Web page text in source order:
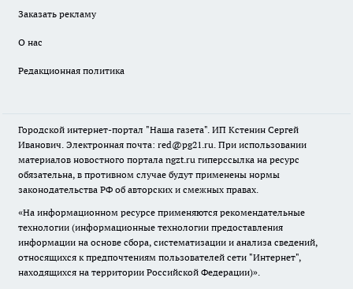
Заказать рекламу
О нас
Редакционная политика
Городской интернет-портал "Наша газета". ИП Кстенин Сергей
Иванович. Электронная почта: red@pg21.ru. При использовании
материалов новостного портала ngzt.ru гиперссылка на ресурс
обязательна, в противном случае будут применены нормы
законодательства РФ об авторских и смежных правах.
«На информационном ресурсе применяются рекомендательные
технологии (информационные технологии предоставления
информации на основе сбора, систематизации и анализа сведений,
относящихся к предпочтениям пользователей сети "Интернет",
находящихся на территории Российской Федерации)».